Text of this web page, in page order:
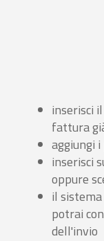
inserisci
fattura
aggiungi
inserisci
oppure
il
potrai
dell'invio